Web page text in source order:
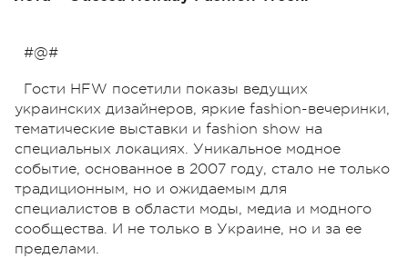
#@#
Гости HFW посетили показы ведущих
украинских дизайнеров, яркие fashion-вечеринки,
тематические выставки и fashion show на
специальных локациях. Уникальное модное
событие, основанное в 2007 году, стало не только
традиционным, но и ожидаемым для
специалистов в области моды, медиа и модного
сообщества. И не только в Украине, но и за ее
пределами.